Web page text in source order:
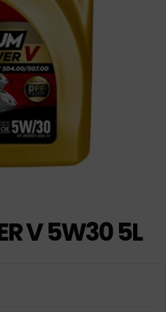
V 5W30 5L